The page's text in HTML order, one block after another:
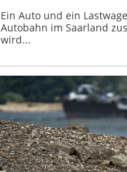
Ein Auto und ein
Autobahn im Saarland
wird...